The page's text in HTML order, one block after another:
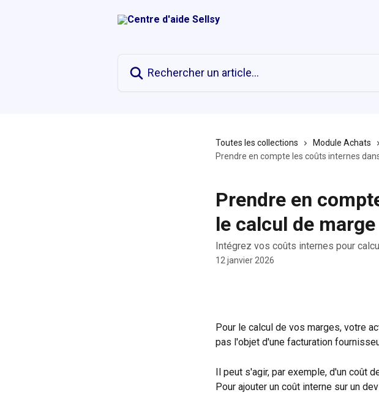
Toutes les collections Module Achats
Prendre en compte les coûts internes
Prendre en
le calcul de marge
Intégrez vos coûts internes pour
12 janvier 2026
Pour le calcul de vos marges, votre
pas l'objet d'une facturation
Il peut s'agir, par exemple, d'un coût
Pour ajouter un coût interne sur un